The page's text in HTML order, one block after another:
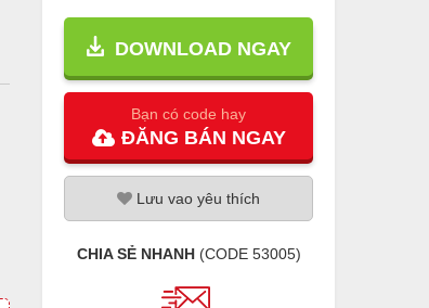
DOWNLOAD NGAY
Bạn có code hay
ĐĂNG BÁN NGAY
Lưu vao yêu thích
CHIA SẺ NHANH(CODE 53005)